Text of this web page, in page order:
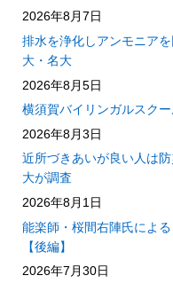
2026年8月7日
排水を浄化しアンモニア
大・名大
2026年8月5日
横須賀バイリンガルスク
2026年8月3日
近所づきあいが良い人は
大が調査
2026年8月1日
能楽師・桜間右陣氏によ
【後編】
2026年7月30日